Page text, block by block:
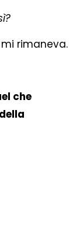
rimaneva.
che